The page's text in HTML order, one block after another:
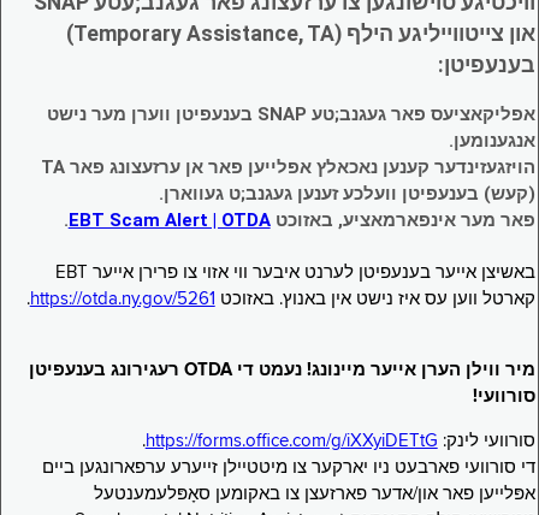
און צייטווייליגע הילף (Temporary Assistance, TA)
בענעפיטן:
אפליקאציעס פאר געגנב;טע SNAP בענעפיטן ווערן מער נישט
אנגענומען.
הויזגעזינדער קענען נאכאלץ אפּלייען פאר אן ערזעצונג פאר TA
(קעש) בענעפיטן וועלכע זענען געגנב;ט געווארן.
פאר מער אינפארמאציע, באזוכטEBT Scam Alert | OTDA
.
באשיצן אייער בענעפיטן לערנט איבער ווי אזוי צו פרירן אייער EBT
קארטל ווען עס איז נישט אין באנוץ. באזוכט https://otda.ny.gov/5261
.
מיר ווילן הערן אייער מיינונג! נעמט די OTDA רעגירונג בענעפיטן
סורוועי!
סורוועי לינק: https://forms.office.com/g/iXXyiDETtG
.
די סורוועי פארבעט ניו יארקער צו מיטטיילן זייערע ערפארונגען ביים
אפּלייען פאר און/אדער פארזעצן צו באקומען סאָפּלעמענטעל